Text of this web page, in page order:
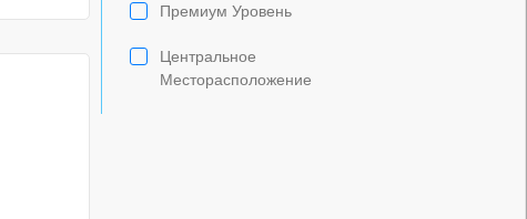
Премиум Уровень
Центральное
Месторасположение